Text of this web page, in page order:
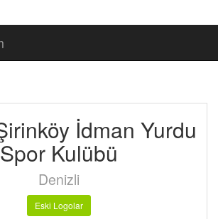
İdman Yurdu
Spor Kulübü
Denizli
Eski Logolar